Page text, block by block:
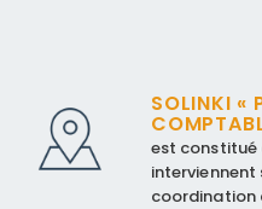
SOLINKI «
est constitué
interviennent
coordination